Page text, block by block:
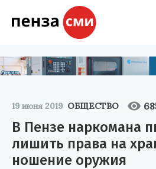
19 июня 2019 ОБЩЕСТВО
В Пензе наркомана
лишить права на
ношение оружия